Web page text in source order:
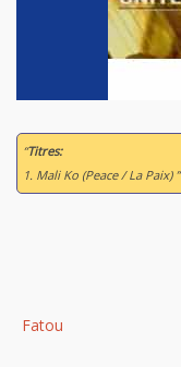
“Titres:
1. Mali Ko (Peace / La Paix) ”
Fatou